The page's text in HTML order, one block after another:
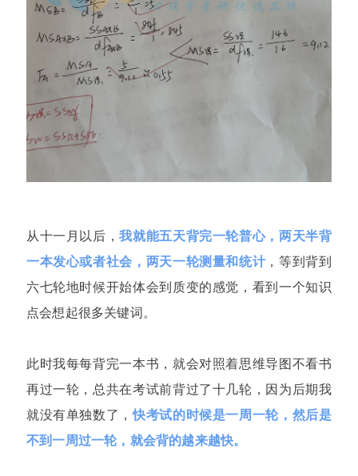
从十一月以后，我就能五天背完一轮普心，两天半背
一本发心或者社会，两天一轮测量和统计 ，等到背到
六七轮地时候开始体会到质变的感觉，看到一个知识
点会想起很多关键词。
此时我每每背完一本书，就会对照着思维导图不看书
再过一轮，总共在考试前背过了十几轮，因为后期我
就没有单独数了，快考试的时候是一周一轮，然后是
不到一周过一轮，就会背的越来越快。